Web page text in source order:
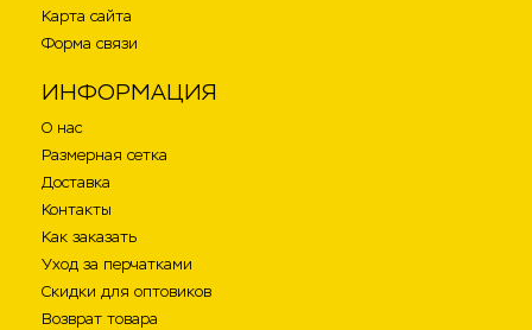
Карта сайта
Форма связи
ИНФОРМАЦИЯ
О нас
Размерная сетка
Доставка
Контакты
Как заказать
Уход за перчатками
Скидки для оптовиков
Возврат товара